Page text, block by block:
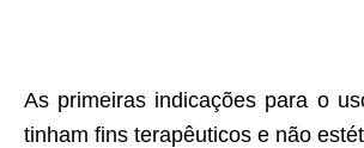
As primeiras indicações para o
tinham fins terapêuticos e não